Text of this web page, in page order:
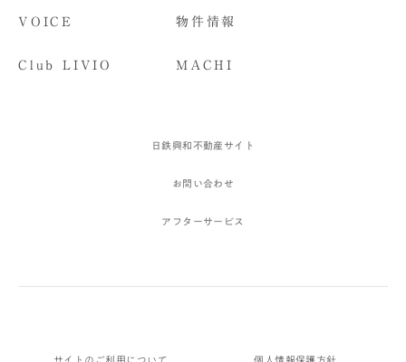
VOICE 物件情報
Club LIVIO MACHI
日鉄興和不動産サイト
お問い合わせ
アフターサービス
サイトのご利用について 個人情報保護方針